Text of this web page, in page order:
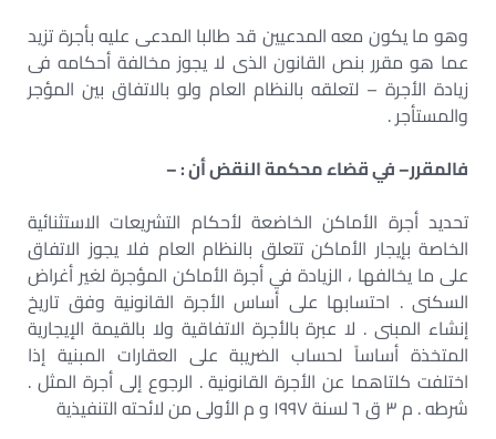
وهو ما يكون معه المدعيين قد طالبا المدعى عليه بأجرة تزيد
عما هو مقرر بنص القانون الذى لا يجوز مخالفة أحكامه فى
زيادة الأجرة – لتعلقه بالنظام العام ولو بالاتفاق بين المؤجر
والمستأجر .
فالمقرر– في قضاء محكمة النقض أن : –
تحديد أجرة الأماكن الخاضعة لأحكام التشريعات الاستثنائية
الخاصة بإيجار الأماكن تتعلق بالنظام العام فلا يجوز الاتفاق
على ما يخالفها ، الزيادة في أجرة الأماكن المؤجرة لغير أغراض
السكنى . احتسابها على أساس الأجرة القانونية وفق تاريخ
إنشاء المبنى . لا عبرة بالأجرة الاتفاقية ولا بالقيمة الإيجارية
المتخذة أساساً لحساب الضريبة على العقارات المبنية إذا
اختلفت كلتاهما عن الأجرة القانونية . الرجوع إلى أجرة المثل .
شرطه . م ٣ ق ٦ لسنة ١٩٩٧ و م الأولى من لائحته التنفيذية